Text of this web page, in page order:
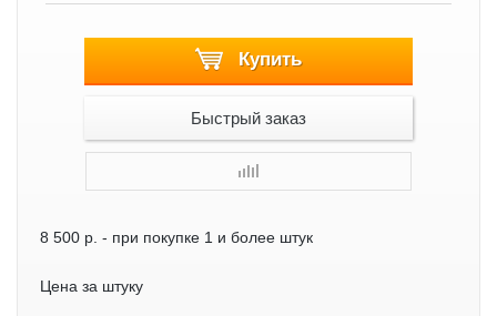
Купить
Быстрый заказ
8 500 р. - при покупке 1 и более штук
Цена за штуку